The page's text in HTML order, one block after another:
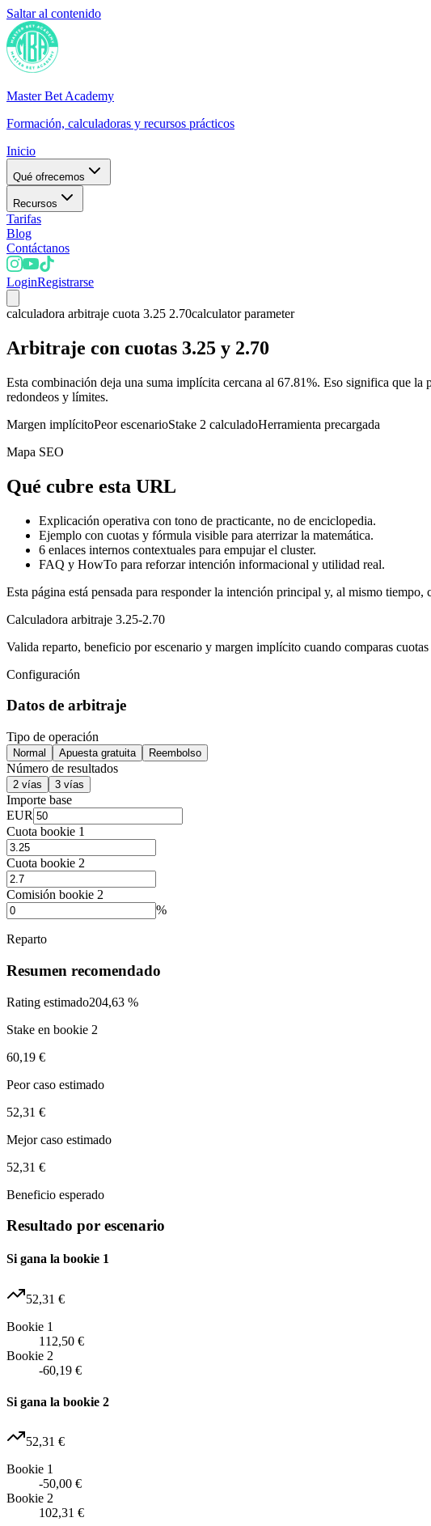
Saltar al contenido
Master Bet Academy
Formación, calculadoras y recursos prácticos
Inicio
Qué ofrecemos
Recursos
Tarifas
Blog
Contáctanos
LoginRegistrarse
calculadora arbitraje cuota 3.25 2.70calculator parameter
Arbitraje con cuotas 3.25 y 2.70
Esta combinación deja una suma implícita cercana al 67.81%. Eso significa que
redondeos y límites.
Margen implícitoPeor escenarioStake 2 calculadoHerramienta precargada
Mapa SEO
Qué cubre esta URL
Explicación operativa con tono de practicante, no de enciclopedia.
Ejemplo con cuotas y fórmula visible para aterrizar la matemática.
6 enlaces internos contextuales para empujar el cluster.
FAQ y HowTo para reforzar intención informacional y utilidad real.
Esta página está pensada para responder la intención principal y, al mismo
Calculadora arbitraje 3.25-2.70
Valida reparto, beneficio por escenario y margen implícito cuando comparas
Configuración
Datos de arbitraje
Tipo de operación
Normal Apuesta gratuita Reembolso
Número de resultados
2 vías 3 vías
Importe base
EUR
Cuota bookie 1
Cuota bookie 2
Comisión bookie 2
%
Reparto
Resumen recomendado
Rating estimado204,63 %
Stake en bookie 2
60,19 €
Peor caso estimado
52,31 €
Mejor caso estimado
52,31 €
Beneficio esperado
Resultado por escenario
Si gana la bookie 1
52,31 €
Bookie 1
112,50 €
Bookie 2
-60,19 €
Si gana la bookie 2
52,31 €
Bookie 1
-50,00 €
Bookie 2
102,31 €